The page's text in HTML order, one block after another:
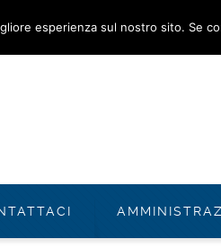
esperienza sul nostro sito. Se